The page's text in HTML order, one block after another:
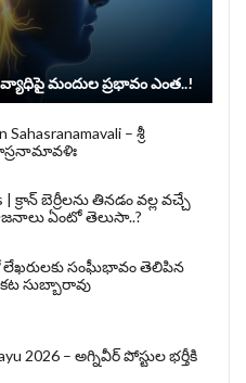
మందుల ప్రభావం ఎంత..!
Sahasranamavali – శ్రీ
| క్రాన్ బెర్రీల‌ను తిన‌డం వ‌ల్ల వచ్చే
ఏంటో తెలుసా..?
సంఘీభావం తెలిపిన
సుబ్బారావు
2026 – అగ్నివీర్‌ పోస్టుల భర్తీకి